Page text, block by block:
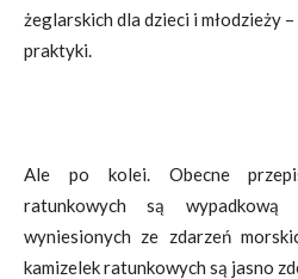
żeglarskich dla dzieci i młodzieży
praktyki.
Ale po kolei. Obecne
ratunkowych są wypadkową
wyniesionych ze zdarzeń
kamizelek ratunkowych są jasno